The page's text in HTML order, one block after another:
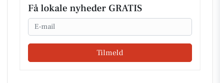
Få lokale nyheder GRATIS
Email
Tilmeld